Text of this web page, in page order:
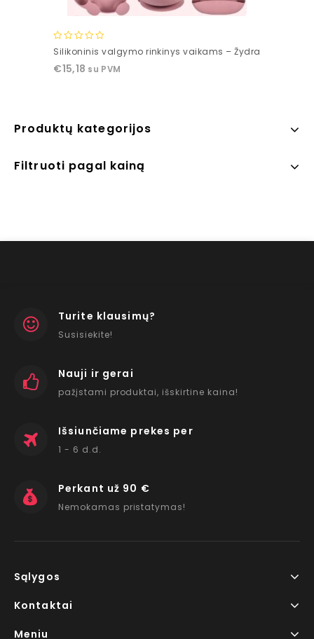
0
of
Silikoninis valgymo rinkinys vaikams – Žydra
€15,18 su PVM
Produktų kategorijos
Filtruoti pagal kainą
Turite klausimų?
Susisiekite!
Nauji ir gerai
pažįstami produktai, išskirtine kaina!
Išsiunčiame prekes per
1 - 6 d.d.
Perkant už 90 €
Nemokamas pristatymas!
Sąlygos
Kontaktai
Meniu